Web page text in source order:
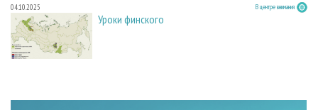
04.10.2025 В центре внимания
Уроки финского